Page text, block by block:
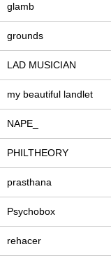
glamb
grounds
LAD MUSICIAN
my beautiful landlet
NAPE_
PHILTHEORY
prasthana
Psychobox
rehacer